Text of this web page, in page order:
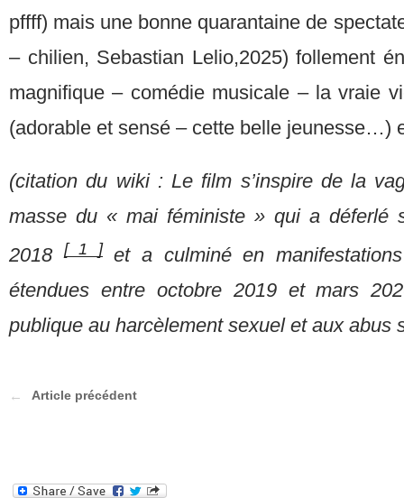
pffff) mais une bonne quarantaine de
– chilien, Sebastian Lelio,2025) follement
magnifique – comédie musicale – la vraie
(adorable et sensé – cette belle jeunesse…)
(citation du wiki : Le film s’inspire de la
masse du « mai féministe » qui a déferlé
2018[1 ]et a culminé en
étendues entre octobre 2019 et mars
publique au harcèlement sexuel et aux abus
Article précédent